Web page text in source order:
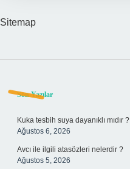
Sitemap
Sidebar
Son Yazılar
Kuka tesbih suya dayanıklı mıdır ?
Ağustos 6, 2026
Avcı ile ilgili atasözleri nelerdir ?
Ağustos 5, 2026